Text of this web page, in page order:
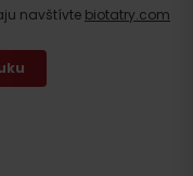
navštívte biotatry.com